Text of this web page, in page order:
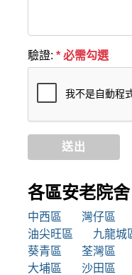
驗證: * 必需勾選
送出
各區安老院舍
中西區 灣仔區
油尖旺區
九龍城
葵青區
荃灣區
大埔區
沙田區